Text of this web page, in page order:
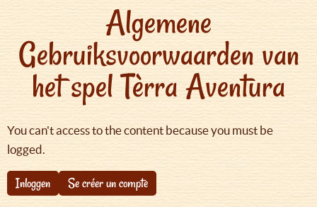
Algemene
Gebruiksvoorwaarden van
het spel Tèrra Aventura
You can't access to the content because you must be
logged.
Inloggen
Se créer un compte